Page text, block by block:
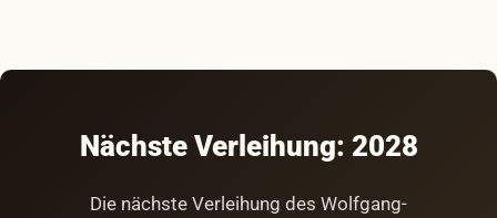
Nächste Verleihung: 2028
Die nächste Verleihung des Wolfgang-